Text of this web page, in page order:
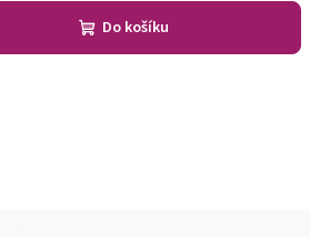
Do košíku